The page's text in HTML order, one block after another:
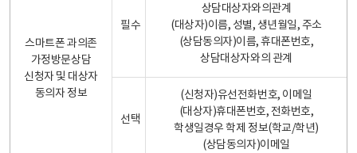
스마트폰 과의존
가정방문상담
신청자 및 대상자
동의자 정보
필수
상담대상자와의관계
(대상자)이름, 성별, 생년월일, 주소
(상담동의자)이름, 휴대폰번호,
상담대상자와의 관계
선택
(신청자)유선전화번호, 이메일
(대상자)휴대폰번호, 전화번호,
학생일경우 학제 정보(학교/학년)
(상담동의자)이메일